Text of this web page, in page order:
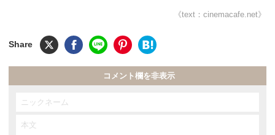
《text：cinemacafe.net》
コメント欄を非表示